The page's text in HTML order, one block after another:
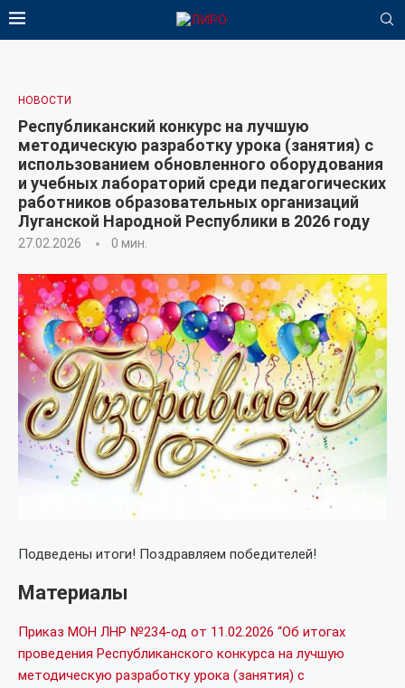
НОВОСТИ
Республиканский конкурс на лучшую
методическую разработку урока (занятия) с
использованием обновленного оборудования
и учебных лабораторий среди педагогических
работников образовательных организаций
Луганской Народной Республики в 2026 году
27.02.2026 0 мин.
Подведены итоги! Поздравляем победителей!
Материалы
Приказ МОН ЛНР №234-од от 11.02.2026 “Об итогах
проведения Республиканского конкурса на лучшую
методическую разработку урока (занятия) с